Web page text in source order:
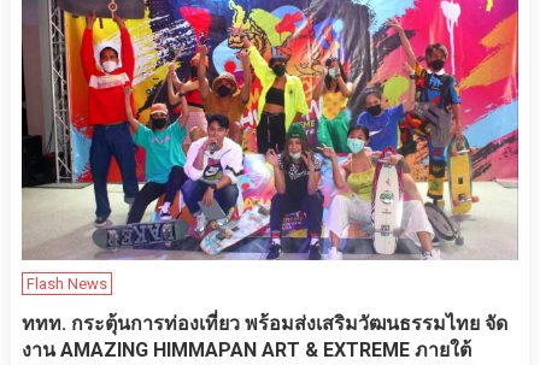
Flash News
ททท. กระตุ้นการท่องเที่ยว พร้อมส่งเสริมวัฒนธรรมไทย จัด
งาน AMAZING HIMMAPAN ART & EXTREME ภายใต้